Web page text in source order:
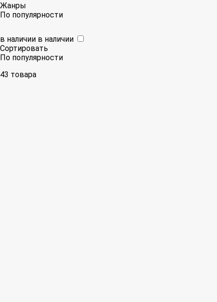
Жанры
По популярности
в наличии в наличии
Сортировать
По популярности
43 товарa